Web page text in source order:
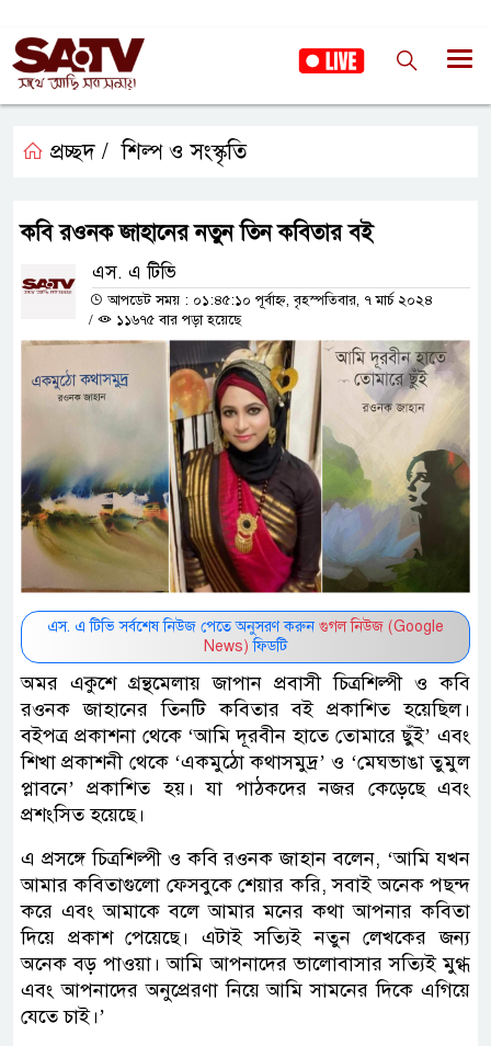
প্রচ্ছদ / শিল্প ও সংস্কৃতি
কবি রওনক জাহানের নতুন তিন কবিতার বই
এস. এ টিভি
আপডেট সময় : ০১:৪৫:১০ পূর্বাহ্ন, বৃহস্পতিবার, ৭ মার্চ ২০২৪
/
১১৬৭৫ বার পড়া হয়েছে
এস. এ টিভি সর্বশেষ নিউজ পেতে অনুসরণ করুন গুগল নিউজ (Google
News) ফিডটি
অমর একুশে গ্রন্থমেলায় জাপান প্রবাসী চিত্রশিল্পী ও কবি
রওনক জাহানের তিনটি কবিতার বই প্রকাশিত হয়েছিল।
বইপত্র প্রকাশনা থেকে ‘আমি দূরবীন হাতে তোমারে ছুঁই’ এবং
শিখা প্রকাশনী থেকে ‘একমুঠো কথাসমুদ্র’ ও ‘মেঘভাঙা তুমুল
প্লাবনে’ প্রকাশিত হয়। যা পাঠকদের নজর কেড়েছে এবং
প্রশংসিত হয়েছে।
এ প্রসঙ্গে চিত্রশিল্পী ও কবি রওনক জাহান বলেন, ‘আমি যখন
আমার কবিতাগুলো ফেসবুকে শেয়ার করি, সবাই অনেক পছন্দ
করে এবং আমাকে বলে আমার মনের কথা আপনার কবিতা
দিয়ে প্রকাশ পেয়েছে। এটাই সত্যিই নতুন লেখকের জন্য
অনেক বড় পাওয়া। আমি আপনাদের ভালোবাসার সত্যিই মুগ্ধ
এবং আপনাদের অনুপ্রেরণা নিয়ে আমি সামনের দিকে এগিয়ে
যেতে চাই।’